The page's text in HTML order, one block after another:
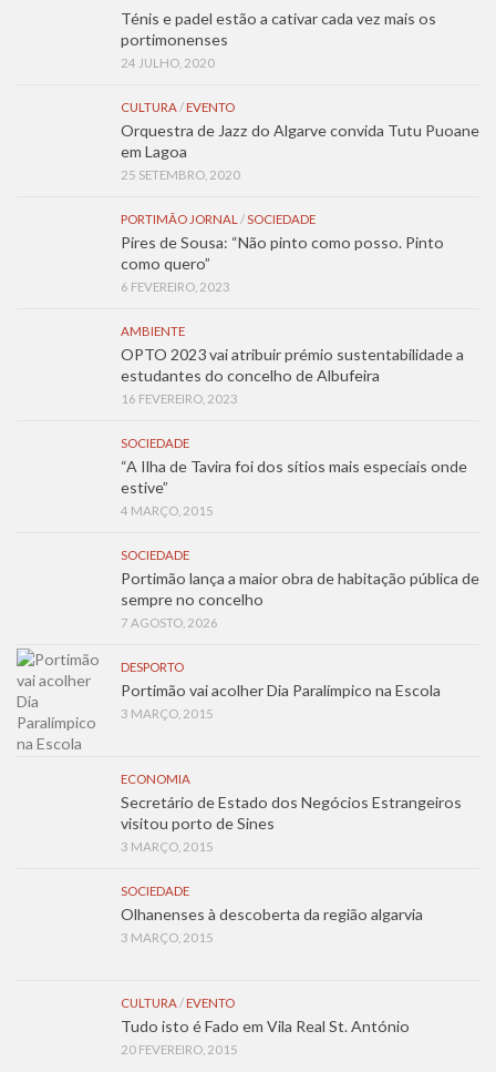
Ténis e padel estão a cativar cada vez mais os
portimonenses
24 JULHO, 2020
CULTURA/ EVENTO
Orquestra de Jazz do Algarve convida Tutu Puoane
em Lagoa
25 SETEMBRO, 2020
PORTIMÃO JORNAL /SOCIEDADE
Pires de Sousa: “Não pinto como posso. Pinto
como quero”
6 FEVEREIRO, 2023
AMBIENTE
OPTO 2023 vai atribuir prémio sustentabilidade a
estudantes do concelho de Albufeira
16 FEVEREIRO, 2023
SOCIEDADE
“A Ilha de Tavira foi dos sítios mais especiais onde
estive”
4 MARÇO, 2015
SOCIEDADE
Portimão lança a maior obra de habitação pública de
sempre no concelho
7 AGOSTO, 2026
DESPORTO
Portimão vai acolher Dia Paralímpico na Escola
3 MARÇO, 2015
ECONOMIA
Secretário de Estado dos Negócios Estrangeiros
visitou porto de Sines
3 MARÇO, 2015
SOCIEDADE
Olhanenses à descoberta da região algarvia
3 MARÇO, 2015
CULTURA/ EVENTO
Tudo isto é Fado em Vila Real St. António
20 FEVEREIRO, 2015